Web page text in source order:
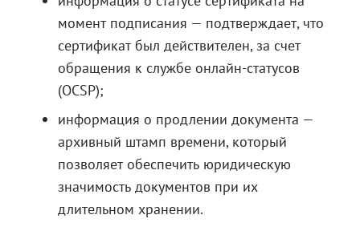
момент подписания — подтверждает, что
сертификат был действителен, за счет
обращения к службе онлайн-статусов
(OCSP);
информация о продлении документа —
архивный штамп времени, который
позволяет обеспечить юридическую
значимость документов при их
длительном хранении.